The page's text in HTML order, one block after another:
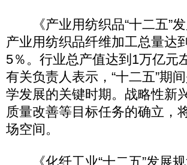
《产业用纺织品“十二五”发
产业用纺织品纤维加工总量达
5％。行业总产值达到1万亿元
有关负责人表示，“十二五”期
学发展的关键时期。战略性新
质量改善等目标任务的确立，
场空间。
《化纤工业“十二五”发展规